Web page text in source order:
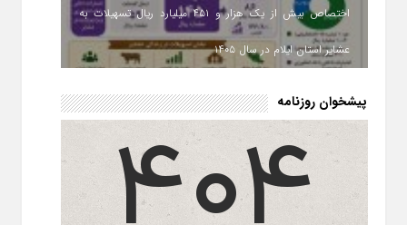
اختصاص بیش از یک هزار و ۴۵۱ میلیارد ریال تسهیلات به
عشایر استان ایلام در سال ۱۴۰۵
پیشخوان روزنامه